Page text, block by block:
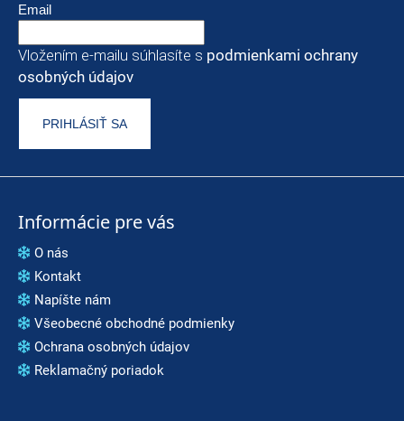
Email
Vložením e-mailu súhlasíte s podmienkami ochrany
osobných údajov
PRIHLÁSIŤ SA
Informácie pre vás
O nás
Kontakt
Napíšte nám
Všeobecné obchodné podmienky
Ochrana osobných údajov
Reklamačný poriadok